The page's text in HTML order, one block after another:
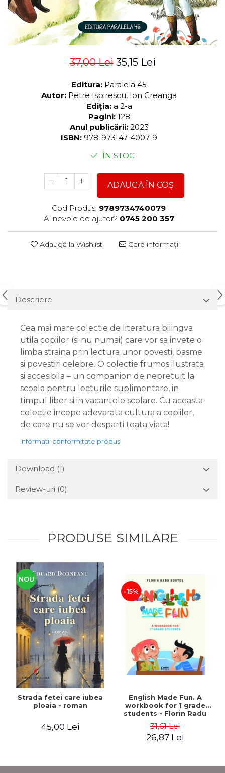
37,00 Lei 35,15 Lei
Editura: Paralela 45
Autor: Petre Ispirescu, Ion Creanga
Ediția: a 2-a
Pagini: 128
Anul publicării: 2023
ISBN: 978-973-47-4007-9
ÎN STOC
ADAUGĂ ÎN COȘ
Cod Produs: 9789734740079
Ai nevoie de ajutor? 0745 200 357
Adaugă la Wishlist Cere informații
Descriere
Cea mai mare colectie de literatura bilingva
utila copiilor (si nu numai) care vor sa invete o
limba straina prin lectura unor povesti, basme
si povestiri celebre. O colectie frumos ilustrata
si accesibila – un companion de nepretuit la
scoala pentru lecturile suplimentare, in
timpul liber si in vacantele scolare. Cu aceasta
colectie incepe adevarata cultura a copiilor,
de care nu se vor desparti toata viata!
Informatii conformitate produs
Download (1)
Review-uri (0)
PRODUSE SIMILARE
NOU
Strada fetei care iubea
ploaia - roman
45,00 Lei
-15%
English Made Fun. A
workbook for 1 grade
students - Florin Radu
31,61 Lei
26,87 Lei